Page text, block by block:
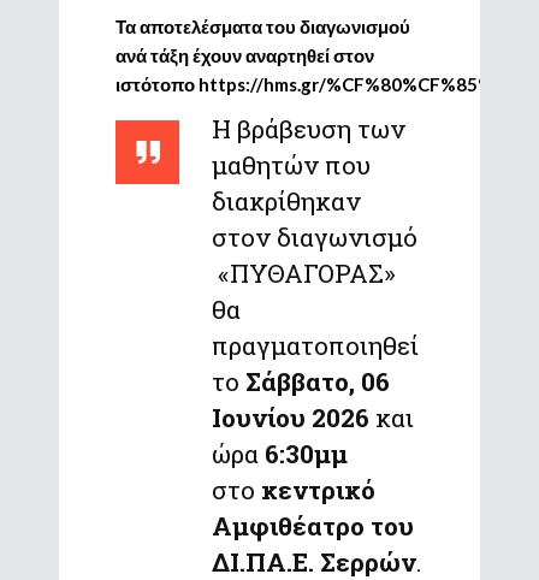
Τα αποτελέσματα του διαγωνισμού
ανά τάξη έχουν αναρτηθεί στον
ιστότοπο https://hms.gr/
Η βράβευση των
μαθητών που
διακρίθηκαν
στον διαγωνισμό
«ΠΥΘΑΓΟΡΑΣ»
θα
πραγματοποιηθεί
το Σάββατο, 06
Ιουνίου 2026 και
ώρα 6:30μμ
στο κεντρικό
Αμφιθέατρο του
ΔΙ.ΠΑ.Ε. Σερρών.